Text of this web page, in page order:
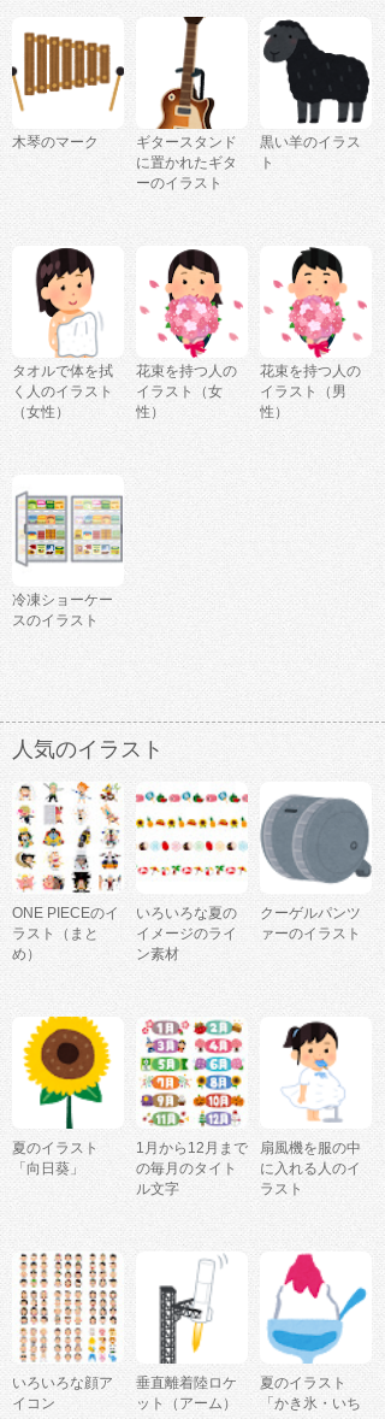
木琴のマーク
ギタースタンド
に置かれたギタ
ーのイラスト
黒い羊のイラス
ト
タオルで体を拭
く人のイラスト
（女性）
花束を持つ人の
イラスト（女
性）
花束を持つ人の
イラスト（男
性）
冷凍ショーケー
スのイラスト
人気のイラスト
ONE PIECEのイ
ラスト（まと
め）
いろいろな夏の
イメージのライ
ン素材
クーゲルパンツ
ァーのイラスト
夏のイラスト
「向日葵」
1月から12月まで
の毎月のタイト
ル文字
扇風機を服の中
に入れる人のイ
ラスト
いろいろな顔ア
イコン
垂直離着陸ロケ
ット（アーム）
夏のイラスト
「かき氷・いち